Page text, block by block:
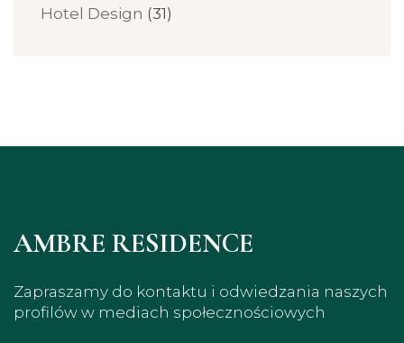
Hotel Design (31)
AMBRE RESIDENCE
Zapraszamy do kontaktu i odwiedzania naszych
profilów w mediach społecznościowych